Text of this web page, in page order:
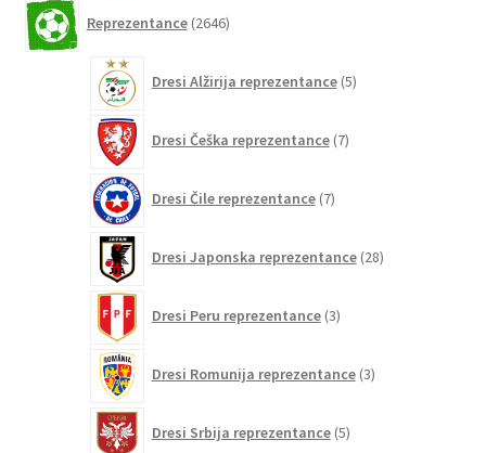
Reprezentance 2646izdelkov
Dresi Alžirija reprezentance 5izdelkov
Dresi Češka reprezentance 7izdelkov
Dresi Čile reprezentance 7izdelkov
Dresi Japonska reprezentance 28izdelkov
Dresi Peru reprezentance 3izdelki
Dresi Romunija reprezentance 3izdelki
Dresi Srbija reprezentance 5izdelkov